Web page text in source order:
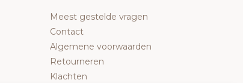
Meest gestelde vragen
Contact
Algemene voorwaarden
Retourneren
Klachten